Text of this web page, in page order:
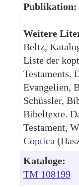
Publikation:
Weitere
Beltz,
Liste der
Testaments.
Evangelien,
Schüssler,
Bibeltexte.
Testament,
Coptica
Kataloge:
TM 108199